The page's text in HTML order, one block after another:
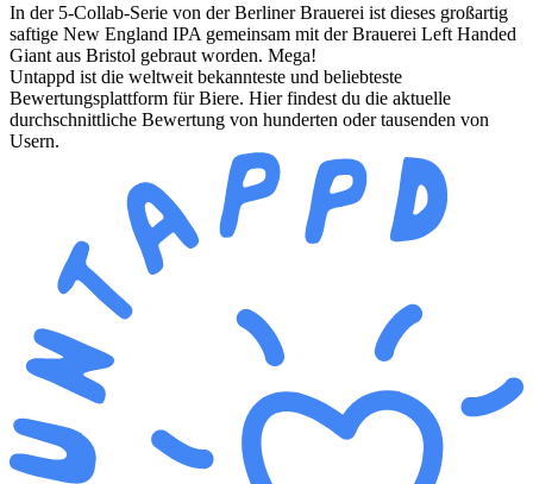
In der 5-Collab-Serie von der Berliner Brauerei ist dieses großartig
saftige New England IPA gemeinsam mit der Brauerei Left Handed
Giant aus Bristol gebraut worden. Mega!
Untappd ist die weltweit bekannteste und beliebteste
Bewertungsplattform für Biere. Hier findest du die aktuelle
durchschnittliche Bewertung von hunderten oder tausenden von
Usern.